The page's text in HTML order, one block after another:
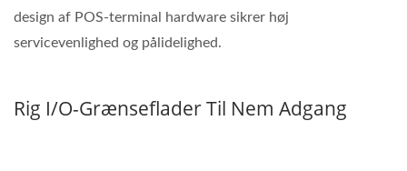
design af POS-terminal hardware sikrer høj
servicevenlighed og pålidelighed.
Rig I/O-Grænseflader Til Nem Adgang